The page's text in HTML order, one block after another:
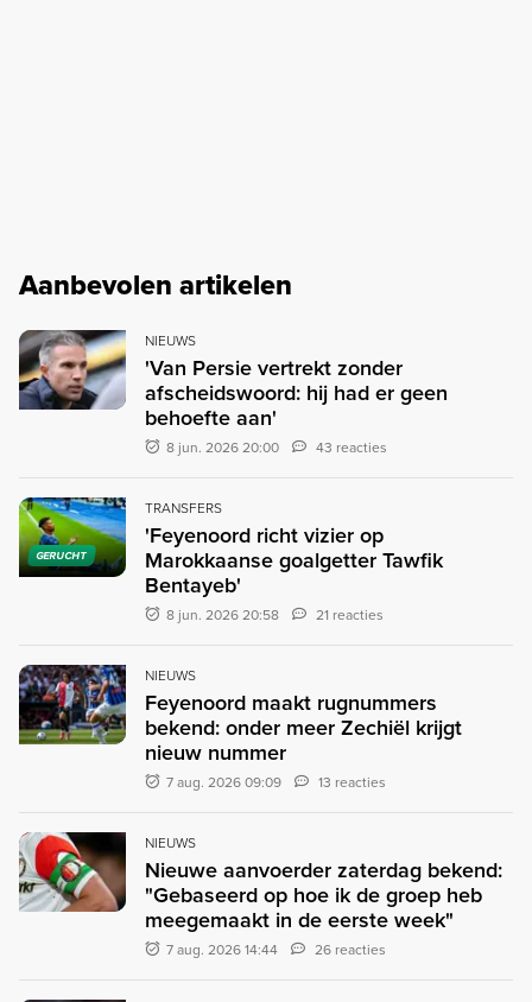
Aanbevolen artikelen
NIEUWS
'Van Persie vertrekt zonder
afscheidswoord: hij had er geen
behoefte aan'
8 jun. 2026 20:00 43 reacties
GERUCHT
TRANSFERS
'Feyenoord richt vizier op
Marokkaanse goalgetter Tawfik
Bentayeb'
8 jun. 2026 20:58 21 reacties
NIEUWS
Feyenoord maakt rugnummers
bekend: onder meer Zechiël krijgt
nieuw nummer
7 aug. 2026 09:09 13 reacties
NIEUWS
Nieuwe aanvoerder zaterdag bekend:
"Gebaseerd op hoe ik de groep heb
meegemaakt in de eerste week"
7 aug. 2026 14:44 26 reacties